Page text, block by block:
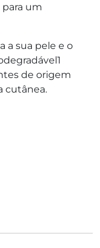
um
a sua pele e o
de origem
cutânea.